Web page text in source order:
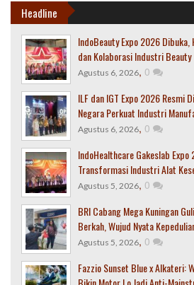
Headline
IndoBeauty Expo 2026 Dibuka,
dan Kolaborasi Industri Beauty
Agustus 6, 2026, 0
ILF dan IGT Expo 2026 Resmi
Negara Perkuat Industri
Agustus 6, 2026, 0
IndoHealthcare Gakeslab
Transformasi Industri Alat
Agustus 5, 2026, 0
BRI Cabang Mega Kuningan
Berkah, Wujud Nyata
Agustus 5, 2026, 0
Fazzio Sunset Blue x Alkateri: